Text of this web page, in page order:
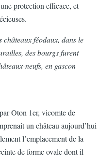
protection efficace, et
féodaux, dans le
des bourgs furent
neufs, en gascon
Oton 1er, vicomte de
un château aujourd’hui
l’emplacement de la
de forme ovale dont il